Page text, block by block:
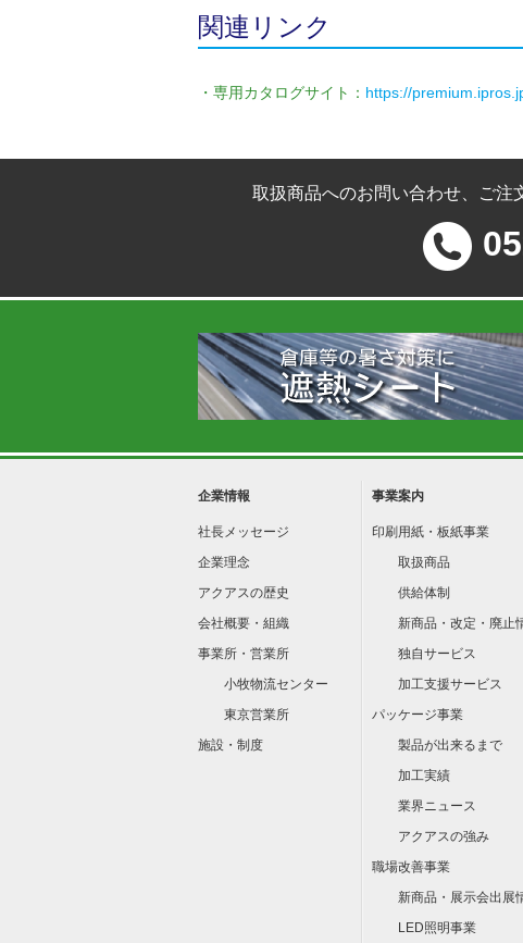
関連リンク
・専用カタログサイト： https://
取扱商品へのお問い合わせ、ご注
企業情報
社長メッセージ
企業理念
アクアスの歴史
会社概要・組織
事業所・営業所
小牧物流センター
東京営業所
施設・制度
事業案内
印刷用紙・板紙事業
取扱商品
供給体制
新商品・改定・廃止
独自サービス
加工支援サービス
パッケージ事業
製品が出来るまで
加工実績
業界ニュース
アクアスの強み
職場改善事業
新商品・展示会出展
LED照明事業